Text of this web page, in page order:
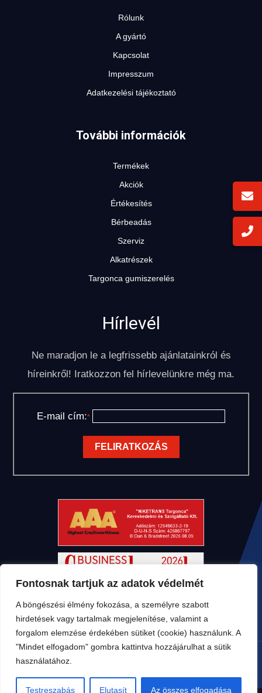
Fontosnak tartjuk az adatok védelmét
A böngészési élmény fokozása, a személyre szabott
hirdetések vagy tartalmak megjelenítése, valamint a
forgalom elemzése érdekében sütiket (cookie) használunk. A
"Mindet elfogadom" gombra kattintva hozzájárulhat a sütik
használatához.
Testreszabás Elutasít Az összes elfogadása
KESKENY-FOLYOSÓS
TARGONCA
TARGONCA
TARGONCA
TARGONCA
VONTATÓ
TARGONCA
Rólunk
A gyártó
Kapcsolat
Impresszum
Adatkezelési tájékoztató
További információk
Termékek
Akciók
Értékesítés
Bérbeadás
Szerviz
Alkatrészek
Targonca gumiszerelés
Hírlevél
Ne maradjon le a legfrissebb ajánlatainkról és
híreinkről! Iratkozzon fel hírlevelünkre még ma.
E-mail cím:*